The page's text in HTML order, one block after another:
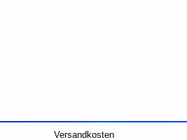
Versandkosten